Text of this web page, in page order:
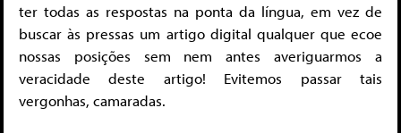
ter todas as respostas na ponta da língua, em vez de
buscar às pressas um artigo digital qualquer que ecoe
nossas posições sem nem antes averiguarmos a
veracidade deste artigo! Evitemos passar tais
vergonhas, camaradas.